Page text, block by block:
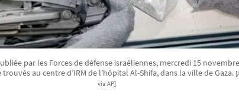
par les Forces de défense israéliennes, mercredi 15
au centre d’IRM de l’hôpital Al-Shifa, dans la ville de Gaza.
via AP]